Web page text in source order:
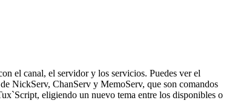
el canal, el servidor y los servicios. Puedes ver el
NickServ, ChanServ y MemoServ, que son comandos
eligiendo un nuevo tema entre los disponibles o